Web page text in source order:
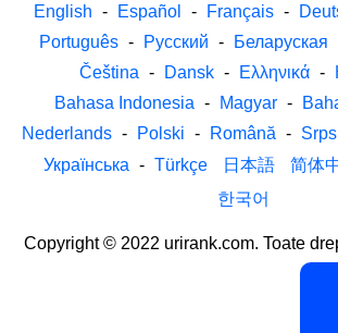
English - Español - Français -
Português - Русский - Беларуская
Čeština - Dansk - Ελληνικά -
Bahasa Indonesia - Magyar -
Nederlands - Polski - Română -
Українська - Türkçe 日本語 简体
한국어
Copyright © 2022 urirank.com. Toate